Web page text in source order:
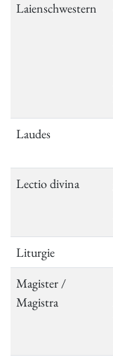
Laienschwestern
Laudes
Lectio divina
Liturgie
Magister /
Magistra